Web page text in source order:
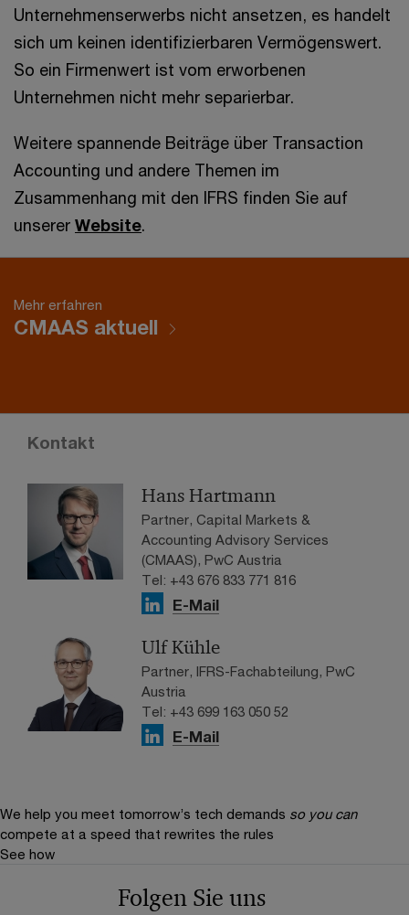
Unternehmenserwerbs nicht ansetzen, es handelt
sich um keinen identifizierbaren Vermögenswert.
So ein Firmenwert ist vom erworbenen
Unternehmen nicht mehr separierbar.
Weitere spannende Beiträge über Transaction
Accounting und andere Themen im
Zusammenhang mit den IFRS finden Sie auf
unserer Website.
Mehr erfahren
CMAAS aktuell
Kontakt
Hans Hartmann
Partner, Capital Markets &
Accounting Advisory Services
(CMAAS), PwC Austria
Tel: +43 676 833 771 816
E-Mail
Ulf Kühle
Partner, IFRS-Fachabteilung, PwC
Austria
Tel: +43 699 163 050 52
E-Mail
We help you meet tomorrow’s tech demands so you can
compete at a speed that rewrites the rules
See how
Folgen Sie uns